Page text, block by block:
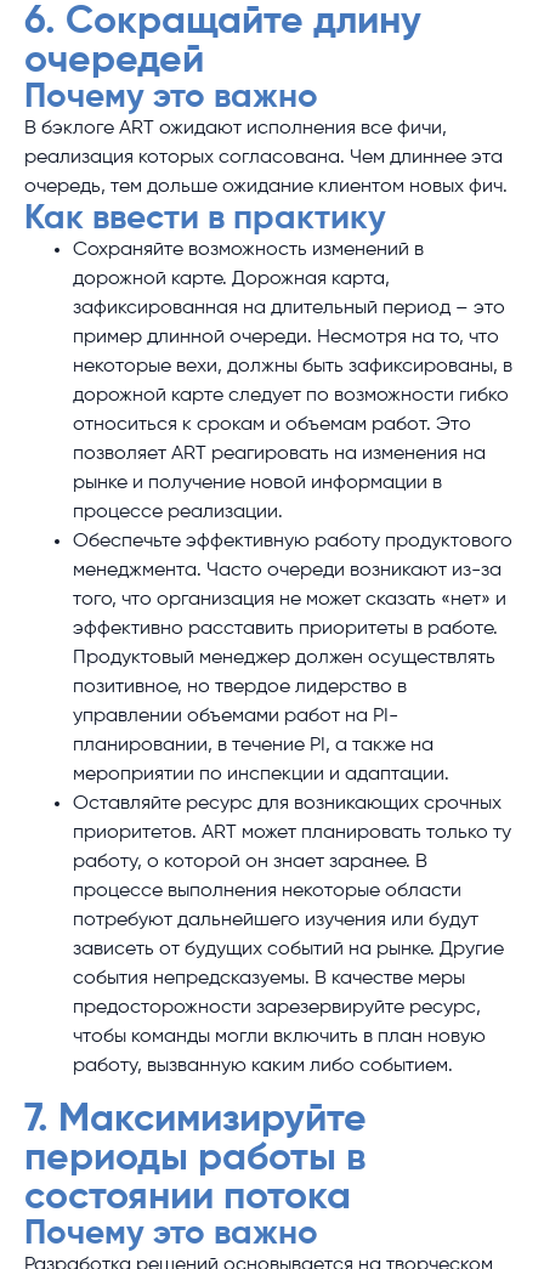
6. Сокращайте длину
очередей
Почему это важно
В бэклоге ART ожидают исполнения все фичи,
реализация которых согласована. Чем длиннее эта
очередь, тем дольше ожидание клиентом новых фич.
Как ввести в практику
Сохраняйте возможность изменений в
дорожной карте. Дорожная карта,
зафиксированная на длительный период – это
пример длинной очереди. Несмотря на то, что
некоторые вехи, должны быть зафиксированы, в
дорожной карте следует по возможности гибко
относиться к срокам и объемам работ. Это
позволяет ART реагировать на изменения на
рынке и получение новой информации в
процессе реализации.
Обеспечьте эффективную работу продуктового
менеджмента. Часто очереди возникают из-за
того, что организация не может сказать «нет» и
эффективно расставить приоритеты в работе.
Продуктовый менеджер должен осуществлять
позитивное, но твердое лидерство в
управлении объемами работ на PI-
планировании, в течение PI, а также на
мероприятии по инспекции и адаптации.
Оставляйте ресурс для возникающих срочных
приоритетов. ART может планировать только ту
работу, о которой он знает заранее. В
процессе выполнения некоторые области
потребуют дальнейшего изучения или будут
зависеть от будущих событий на рынке. Другие
события непредсказуемы. В качестве меры
предосторожности зарезервируйте ресурс,
чтобы команды могли включить в план новую
работу, вызванную каким либо событием.
7. Максимизируйте
периоды работы в
состоянии потока
Почему это важно
Разработка решений основывается на творческом